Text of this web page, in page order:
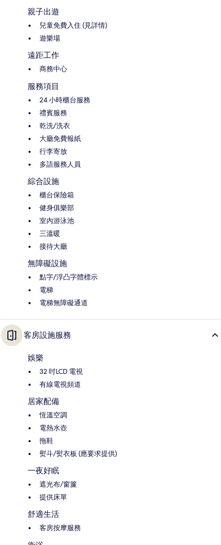
親子出遊
兒童免費入住 (見詳情)
遊樂場
遠距工作
商務中心
服務項目
24 小時櫃台服務
禮賓服務
乾洗/洗衣
大廳免費報紙
行李寄放
多語服務人員
綜合設施
櫃台保險箱
健身俱樂部
室內游泳池
三溫暖
接待大廳
無障礙設施
點字/浮凸字體標示
電梯
電梯無障礙通道
客房設施服務
娛樂
32 吋LCD 電視
有線電視頻道
居家配備
恆溫空調
電熱水壺
拖鞋
熨斗/熨衣板 (應要求提供)
一夜好眠
遮光布/窗簾
提供床單
舒適生活
客房按摩服務